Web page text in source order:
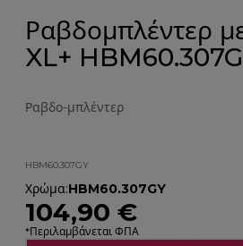
Ραβδομπλέντερ
XL+
Ραβδο-μπλέντερ
HBM60.307GY
Χρώμα:HBM60.307GY
104,90 €
*Περιλαμβάνεται ΦΠΑ